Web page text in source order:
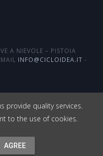
provide quality services.
to the use of cookies.
AGREE
A NIEVOLE – PISTOIA
INFO@CICLOIDEA.IT -